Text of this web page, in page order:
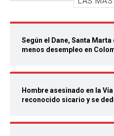
Según el Dane, Santa
menos desempleo en
Hombre asesinado en la
reconocido sicario y se